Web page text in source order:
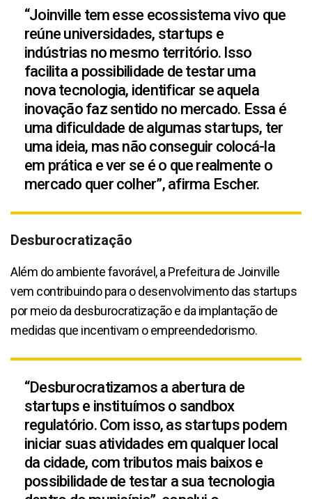
“Joinville tem esse ecossistema vivo que
reúne universidades, startups e
indústrias no mesmo território. Isso
facilita a possibilidade de testar uma
nova tecnologia, identificar se aquela
inovação faz sentido no mercado. Essa é
uma dificuldade de algumas startups, ter
uma ideia, mas não conseguir colocá-la
em prática e ver se é o que realmente o
mercado quer colher”, afirma Escher.
Desburocratização
Além do ambiente favorável, a Prefeitura de Joinville
vem contribuindo para o desenvolvimento das startups
por meio da desburocratização e da implantação de
medidas que incentivam o empreendedorismo.
“Desburocratizamos a abertura de
startups e instituímos o sandbox
regulatório. Com isso, as startups podem
iniciar suas atividades em qualquer local
da cidade, com tributos mais baixos e
possibilidade de testar a sua tecnologia